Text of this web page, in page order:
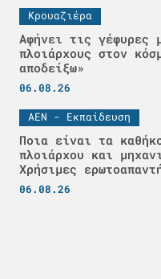
Κρουαζιέρα
Αφήνει τις γέφυρες
πλοιάρχους στον
αποδείξω»
06.08.26
ΑΕΝ - Εκπαίδευση
Ποια είναι τα
πλοιάρχου και
Χρήσιμες
06.08.26